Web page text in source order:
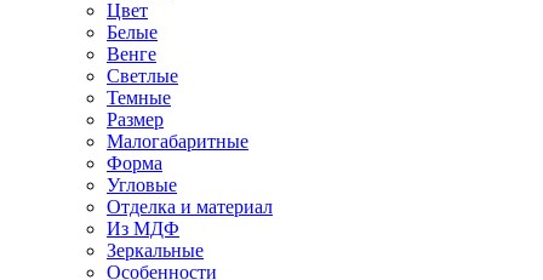
Цвет
Белые
Венге
Светлые
Темные
Размер
Малогабаритные
Форма
Угловые
Отделка и материал
Из МДФ
Зеркальные
Особенности